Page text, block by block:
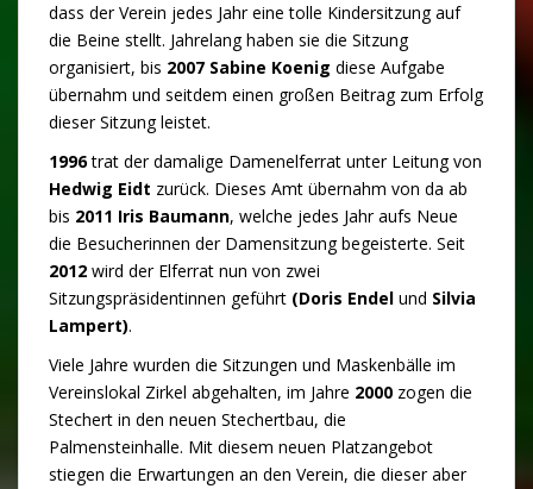
dass der Verein jedes Jahr eine tolle Kindersitzung auf
die Beine stellt. Jahrelang haben sie die Sitzung
organisiert, bis 2007 Sabine Koenig diese Aufgabe
übernahm und seitdem einen großen Beitrag zum Erfolg
dieser Sitzung leistet.
1996trat der damalige Damenelferrat unter Leitung von
Hedwig Eidt zurück. Dieses Amt übernahm von da ab
bis 2011 Iris Baumann, welche jedes Jahr aufs Neue
die Besucherinnen der Damensitzung begeisterte. Seit
2012 wird der Elferrat nun von zwei
Sitzungspräsidentinnen geführt (Doris Endel und Silvia
Lampert).
Viele Jahre wurden die Sitzungen und Maskenbälle im
Vereinslokal Zirkel abgehalten, im Jahre 2000 zogen die
Stechert in den neuen Stechertbau, die
Palmensteinhalle. Mit diesem neuen Platzangebot
stiegen die Erwartungen an den Verein, die dieser aber